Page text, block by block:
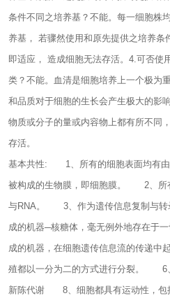
条件不同之培养基？不能。每一细胞株
养基， 若骤然使用和原先提供之培养条
即适应， 造成细胞无法存活。4.可否使
类？不能。血清是细胞培养上一个极为
和品质对于细胞的生长会产生极大的影
物质或分子的量或内容物上都有所不同
存活。
基本共性: 1、所有的细胞表面均有由
被构成的生物膜，即细胞膜。
2、所有
与RNA。
3、作为遗传信息复制与转
成的机器─核糖体，毫无例外地存在于一
成的机器，在细胞遗传信息流的传递中起
殖都以一分为二的方式进行分裂。
6、
新陈代谢 8、细胞都具有运动性，包